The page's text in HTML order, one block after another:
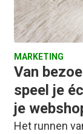
MARKETING
Van
speel je
je
Het runnen